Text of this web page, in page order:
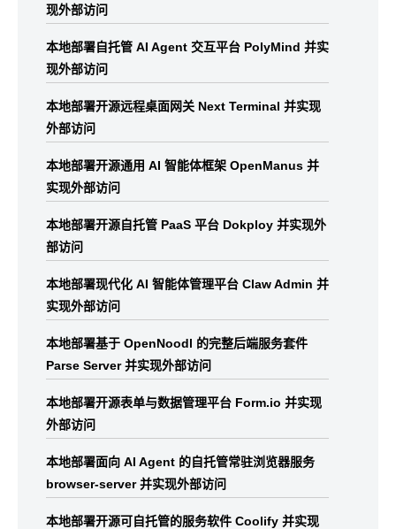
现外部访问
本地部署自托管 AI Agent 交互平台 PolyMind 并实
现外部访问
本地部署开源远程桌面网关 Next Terminal 并实现
外部访问
本地部署开源通用 AI 智能体框架 OpenManus 并
实现外部访问
本地部署开源自托管 PaaS 平台 Dokploy 并实现外
部访问
本地部署现代化 AI 智能体管理平台 Claw Admin 并
实现外部访问
本地部署基于 OpenNoodl 的完整后端服务套件
Parse Server 并实现外部访问
本地部署开源表单与数据管理平台 Form.io 并实现
外部访问
本地部署面向 AI Agent 的自托管常驻浏览器服务
browser-server 并实现外部访问
本地部署开源可自托管的服务软件 Coolify 并实现